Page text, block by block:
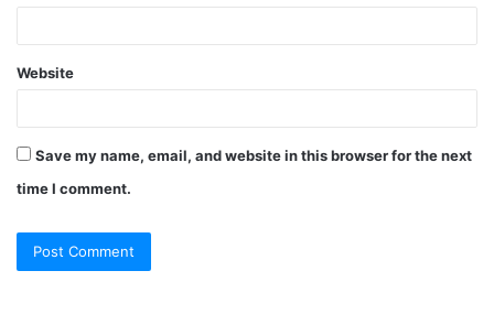
Website
Save my name, email, and website in this browser for the next
time I comment.